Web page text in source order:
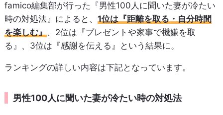
famico編集部が行った『男性100人に聞いた妻が冷たい
時の対処法』によると、 1位は『距離を取る・自分時間
を楽しむ』、2位は『プレゼントや家事で機嫌を取
る』、3位は『感謝を伝える』という結果に。
ランキングの詳しい内容は下記となっています。
男性100人に聞いた妻が冷たい時の対処法